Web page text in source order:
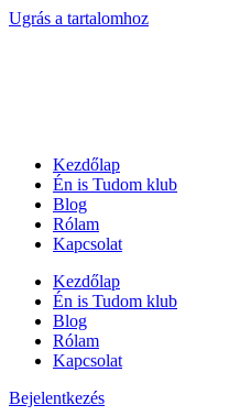
Ugrás a tartalomhoz
Kezdőlap
Én is Tudom klub
Blog
Rólam
Kapcsolat
Kezdőlap
Én is Tudom klub
Blog
Rólam
Kapcsolat
Bejelentkezés